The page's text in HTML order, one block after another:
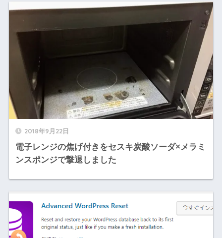
2018年9月22日
電子レンジの焦げ付きをセスキ炭酸ソーダ×メラミ
ンスポンジで撃退しました